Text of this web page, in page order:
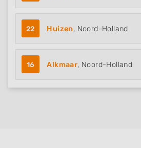
22 Huizen, Noord-Holland
16 Alkmaar, Noord-Holland